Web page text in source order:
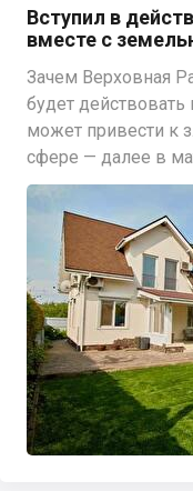
Вступил в
вместе с
Зачем Верховная
будет
может привести к
сфере — далее в